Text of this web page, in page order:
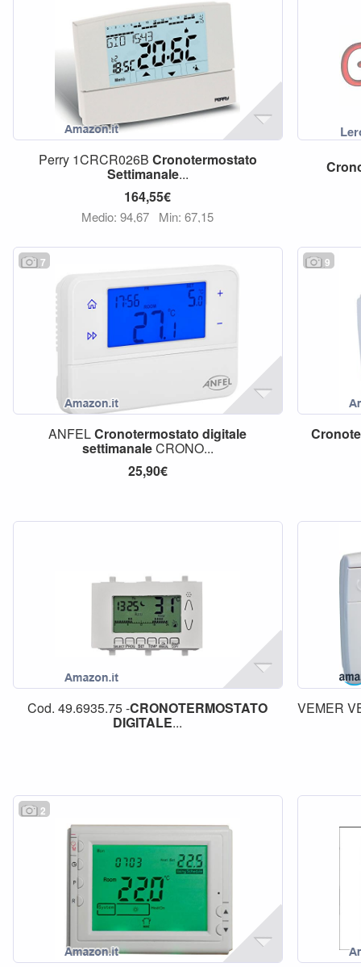
Perry 1CRCR026B Cronotermostato
Settimanale...
164,55€
Medio: 94,67 Min: 67,15
7
ANFELCronotermostato digitale
settimanaleCRONO...
25,90€
9
Cod. 49.6935.75 -CRONOTERMOSTATO
DIGITALE...
VEMER
2